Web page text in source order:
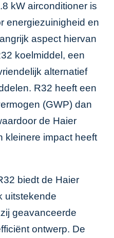
kW airconditioner is
energiezuinigheid en
aspect hiervan
koelmiddel, een
alternatief
R32 heeft een
(GWP) dan
de Haier
kleinere impact heeft
biedt de Haier
uitstekende
geavanceerde
ontwerp. De